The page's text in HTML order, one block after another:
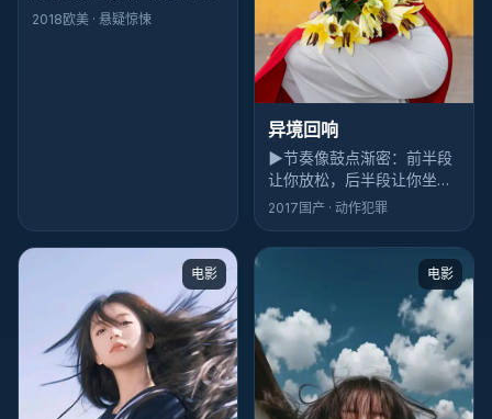
响》还留了缝。悬疑类型里
2018 欧美 · 悬疑惊悚
异境回响
▶节奏像鼓点渐密：前半段
让你放松，后半段让你坐
直。《异境回响》的犯罪场
来——乌尔善懂规矩。
2017 国产 · 动作犯罪
电影 电影